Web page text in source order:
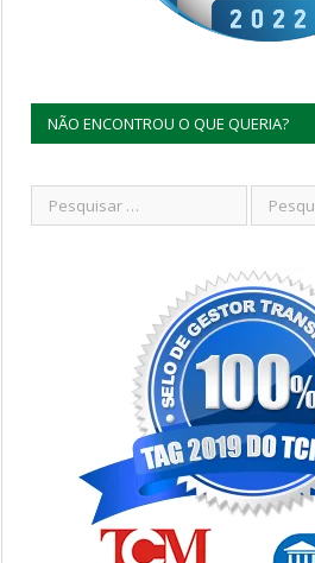
NÃO ENCONTROU O QUE QUERIA?